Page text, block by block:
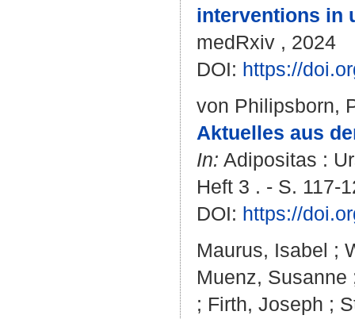
interventions in
medRxiv , 2024
DOI: https://
von Philipsborn,
Aktuelles aus
In: Adipositas :
Heft 3 . - S. 117-
DOI: https://
Maurus, Isabel ;
Muenz, Susanne
; Firth, Joseph ;